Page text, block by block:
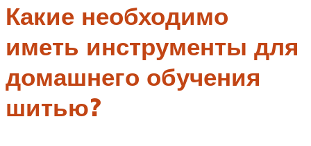
Какие необходимо
иметь инструменты для
домашнего обучения
шитью?